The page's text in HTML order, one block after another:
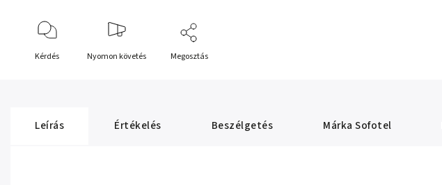
Kérdés Nyomon követés Megosztás
Leírás Értékelés Beszélgetés Márka Sofotel